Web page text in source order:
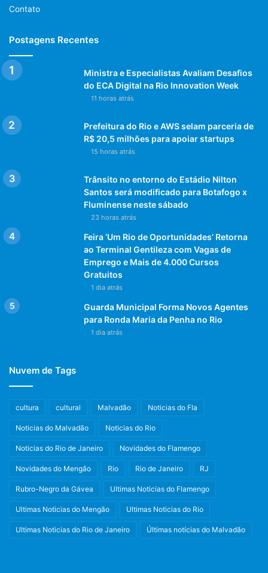
Contato
Postagens Recentes
Ministra e Especialistas Avaliam Desafios
do ECA Digital na Rio Innovation Week
11 horas atrás
Prefeitura do Rio e AWS selam parceria de
R$ 20,5 milhões para apoiar startups
15 horas atrás
Trânsito no entorno do Estádio Nilton
Santos será modificado para Botafogo x
Fluminense neste sábado
23 horas atrás
Feira ‘Um Rio de Oportunidades’ Retorna
ao Terminal Gentileza com Vagas de
Emprego e Mais de 4.000 Cursos
Gratuitos
1 dia atrás
Guarda Municipal Forma Novos Agentes
para Ronda Maria da Penha no Rio
1 dia atrás
Nuvem de Tags
cultura cultural Malvadão Noticias do Fla
Noticias do Malvadão Noticias do Rio
Noticias do Rio de Janeiro Novidades do Flamengo
Novidades do Mengão Rio Rio de Janeiro RJ
Rubro-Negro da Gávea Ultimas Noticias do Flamengo
Ultimas Noticias do Mengão Ultimas Noticias do Rio
Ultimas Noticias do Rio de Janeiro Últimas notícias do Malvadão